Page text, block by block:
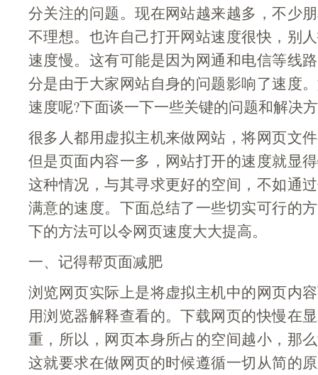
分关注的问题。现在网站越来越多，不少
不理想。也许自己打开网站速度很快，别
速度慢。这有可能是因为网通和电信等线
分是由于大家网站自身的问题影响了速度
速度呢?下面谈一下一些关键的问题和解决
很多人都用虚拟主机来做网站，将网页文
但是页面内容一多，网站打开的速度就显
这种情况，与其寻求更好的空间，不如通
满意的速度。下面总结了一些切实可行的
下的方法可以令网页速度大大提高。
一、记得帮页面减肥
浏览网页实际上是将虚拟主机中的网页内
用浏览器解释查看的。下载网页的快慢在
重，所以，网页本身所占的空间越小，那
这就要求在做网页的时候遵循一切从简的